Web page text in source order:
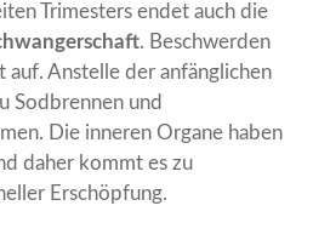
Trimesters endet auch die
. Beschwerden
Anstelle der anfänglichen
Sodbrennen und
Die inneren Organe haben
daher kommt es zu
Erschöpfung.